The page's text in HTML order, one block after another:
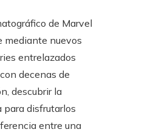
de Marvel
mediante nuevos
entrelazados
decenas de
descubrir la
para disfrutarlos
entre una